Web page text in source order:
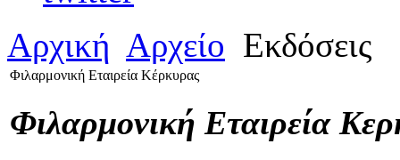
Αρχική Αρχείο Εκδόσεις
Φιλαρμονική Εταιρεία Κέρκυρας
Φιλαρμονική Εταιρεία